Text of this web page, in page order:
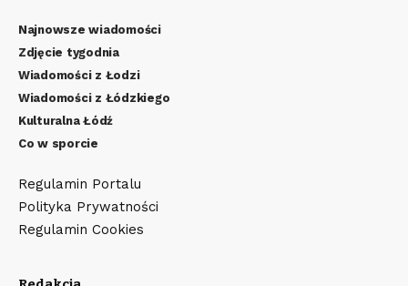
Najnowsze wiadomości
Zdjęcie tygodnia
Wiadomości z Łodzi
Wiadomości z Łódzkiego
Kulturalna Łódź
Co w sporcie
Regulamin Portalu
Polityka Prywatności
Regulamin Cookies